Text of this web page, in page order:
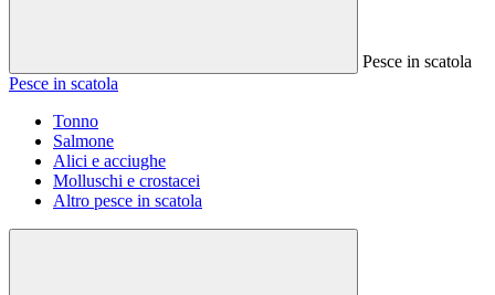
Pesce in scatola
Pesce in scatola
Tonno
Salmone
Alici e acciughe
Molluschi e crostacei
Altro pesce in scatola